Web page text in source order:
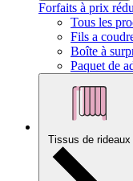
Forfaits à prix
Tous les
Fils a
Boîte à
Paquet de
Tissus de rideaux